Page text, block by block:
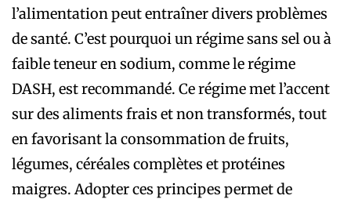
l’alimentation peut entraîner divers problèmes
de santé. C’est pourquoi un régime sans sel ou à
faible teneur en sodium, comme le régime
DASH, est recommandé. Ce régime met l’accent
sur des aliments frais et non transformés, tout
en favorisant la consommation de fruits,
légumes, céréales complètes et protéines
maigres. Adopter ces principes permet de